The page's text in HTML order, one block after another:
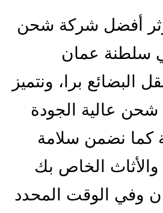
أفضل شركة شحن
سلطنة عمان
برا، ونتميز
عالية الجودة
كما نضمن سلامة
الخاص بك
وفي الوقت المحدد